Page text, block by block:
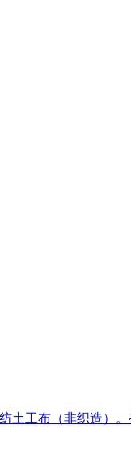
土工布（非织造）。